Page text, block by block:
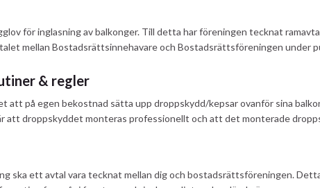
för inglasning av balkonger. Till detta har föreningen tecknat
mellan Bostadsrättsinnehavare och Bostadsrättsföreningen under
& regler
att på egen bekostnad sätta upp droppskydd/kepsar ovanför sina
att droppskyddet monteras professionellt och att det monterade
ska ett avtal vara tecknat mellan dig och bostadsrättsföreningen.